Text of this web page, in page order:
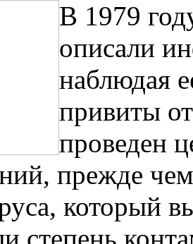
В 1979
описали
наблюдая
привиты
проведен
прежде
который